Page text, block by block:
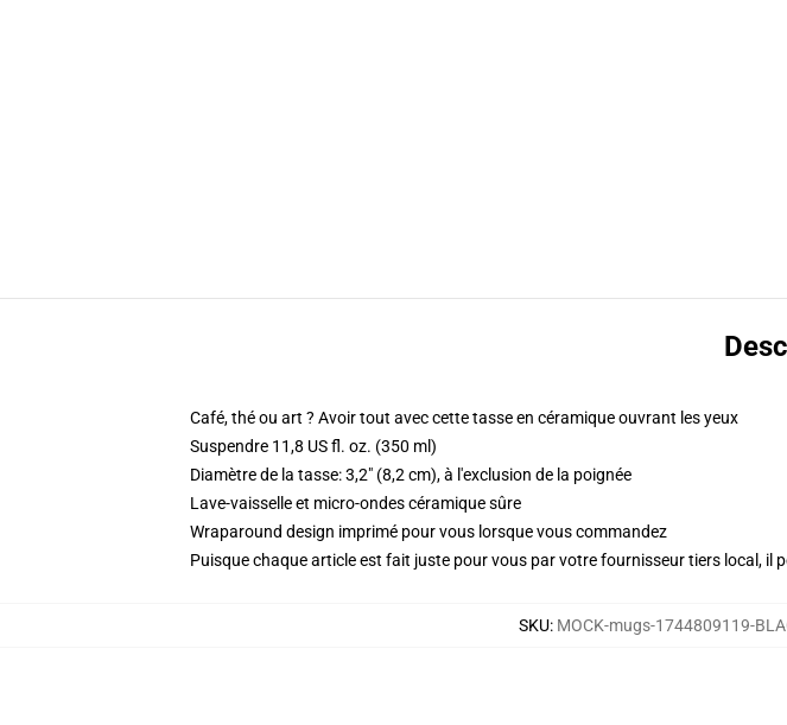
Café, thé ou art ? Avoir tout avec cette tasse en céramique ouvrant les yeux
Suspendre 11,8 US fl. oz. (350 ml)
Diamètre de la tasse: 3,2" (8,2 cm), à l'exclusion de la poignée
Lave-vaisselle et micro-ondes céramique sûre
Wraparound design imprimé pour vous lorsque vous commandez
Puisque chaque article est fait juste pour vous par votre fournisseur tiers local, il
SKU: MOCK-mugs-1744809119-